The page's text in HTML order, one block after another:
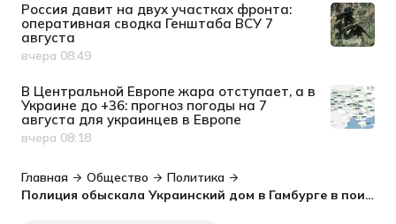
Россия давит на двух участках фронта:
оперативная сводка Генштаба ВСУ 7
августа
Дата публикации
вчера 08:49
В Центральной Европе жара отступает, а в
Украине до +36: прогноз погоды на 7
августа для украинцев в Европе
Дата публикации
вчера 08:18
Главная Общество
Политика
Полиция обыскала Украинский дом в Гамбурге в поиске мошенников